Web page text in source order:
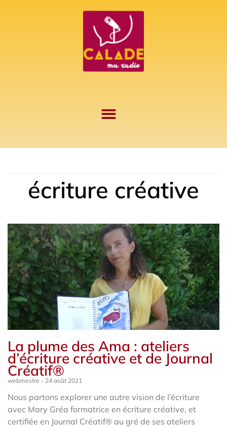
écriture créative
La plume des Ama : ateliers
d’écriture créative et de Journal
Créatif®
webmestre 24 août 2021
Nous partons explorer une autre vision de l’écriture
avec Mary Gréa formatrice en écriture créative, et
certifiée en Journal Créatif® au gré de ses ateliers